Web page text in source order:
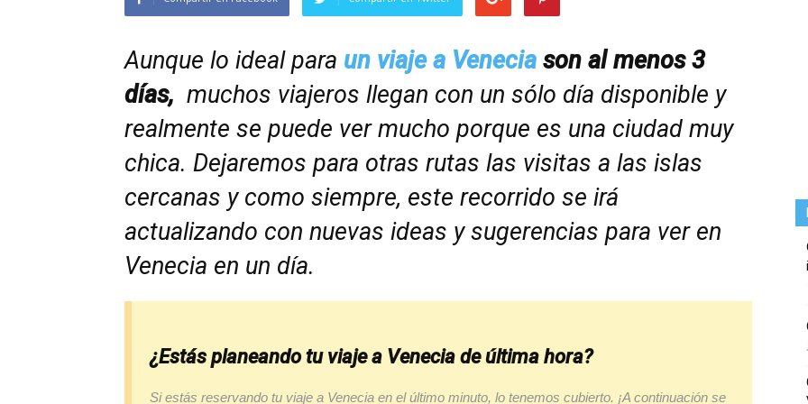
Aunque lo ideal para un viaje a Venecia son al menos 3
días, muchos viajeros llegan con un sólo día disponible y
realmente se puede ver mucho porque es una ciudad muy
chica. Dejaremos para otras rutas las visitas a las islas
cercanas y como siempre, este recorrido se irá
actualizando con nuevas ideas y sugerencias para ver en
Venecia en un día.
¿Estás planeando tu viaje a Venecia de última hora?
Si estás reservando tu viaje a Venecia en el último minuto, lo tenemos cubierto. ¡A continuación se